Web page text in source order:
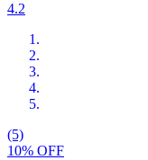
4.2
(5)
10% OFF